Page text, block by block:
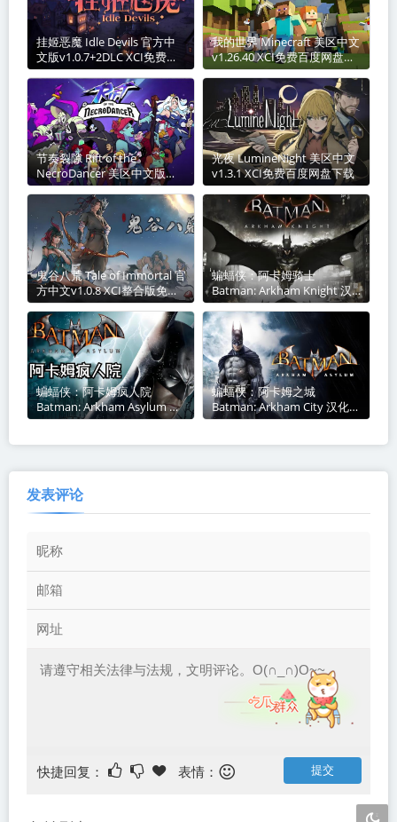
挂姬恶魔 Idle Devils 官方中
文版v1.0.7+2DLC XCI免费百
度网盘下载
我的世界 Minecraft 美区中文
v1.26.40 XCI免费百度网盘下
载
节奏裂隙 Rift of the
NecroDancer 美区中文版
v1.14.0+22DLC XCI免费百度
网盘下载
光夜 LumineNight 美区中文
v1.3.1 XCI免费百度网盘下载
鬼谷八荒 Tale of Immortal 官
方中文v1.0.8 XCI整合版免费
百度网盘下载
蝙蝠侠：阿卡姆骑士
Batman: Arkham Knight 汉
化中文本体XCI免费网盘下载
蝙蝠侠：阿卡姆疯人院
Batman: Arkham Asylum 汉
化中文本体v1.0.0 XCI免费百
蝙蝠侠：阿卡姆之城
Batman: Arkham City 汉化中
文本体v1.0.2 nsp免费百度网
发表评论
快捷回复： 表情：